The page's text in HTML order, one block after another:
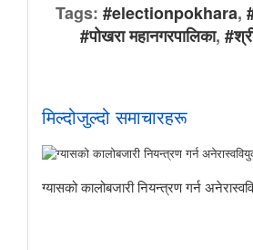
Tags: #electionpokhara,
#पोखरा महानगरपालिका,
मिल्दोजुल्दो समाचारहरू
ग्यासको कालोबजारी नियन्त्रण गर्न